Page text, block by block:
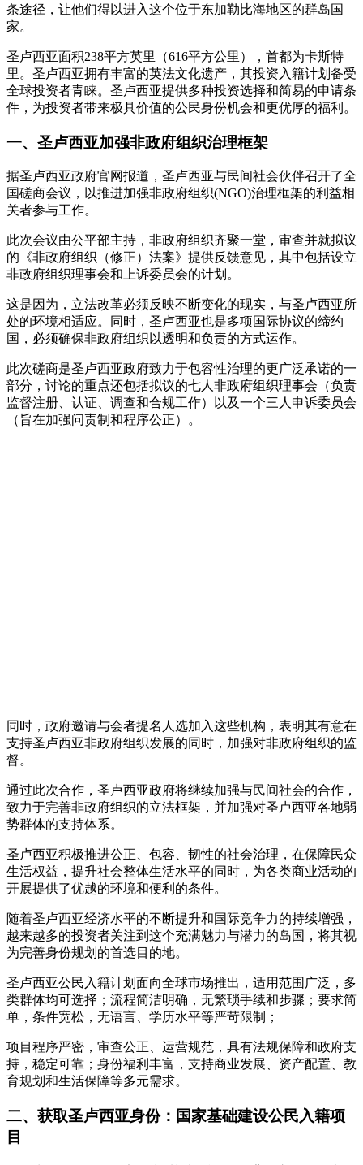
条途径，让他们得以进入这个位于东加勒比海地区的群岛国
家。
圣卢西亚面积238平方英里（616平方公里），首都为卡斯特
里。圣卢西亚拥有丰富的英法文化遗产，其投资入籍计划备受
全球投资者青睐。圣卢西亚提供多种投资选择和简易的申请条
件，为投资者带来极具价值的公民身份机会和更优厚的福利。
一、圣卢西亚加强非政府组织治理框架
据圣卢西亚政府官网报道，圣卢西亚与民间社会伙伴召开了全
国磋商会议，以推进加强非政府组织(NGO)治理框架的利益相
关者参与工作。
此次会议由公平部主持，非政府组织齐聚一堂，审查并就拟议
的《非政府组织（修正）法案》提供反馈意见，其中包括设立
非政府组织理事会和上诉委员会的计划。
这是因为，立法改革必须反映不断变化的现实，与圣卢西亚所
处的环境相适应。同时，圣卢西亚也是多项国际协议的缔约
国，必须确保非政府组织以透明和负责的方式运作。
此次磋商是圣卢西亚政府致力于包容性治理的更广泛承诺的一
部分，讨论的重点还包括拟议的七人非政府组织理事会（负责
监督注册、认证、调查和合规工作）以及一个三人申诉委员会
（旨在加强问责制和程序公正）。
同时，政府邀请与会者提名人选加入这些机构，表明其有意在
支持圣卢西亚非政府组织发展的同时，加强对非政府组织的监
督。
通过此次合作，圣卢西亚政府将继续加强与民间社会的合作，
致力于完善非政府组织的立法框架，并加强对圣卢西亚各地弱
势群体的支持体系。
圣卢西亚积极推进公正、包容、韧性的社会治理，在保障民众
生活权益，提升社会整体生活水平的同时，为各类商业活动的
开展提供了优越的环境和便利的条件。
随着圣卢西亚经济水平的不断提升和国际竞争力的持续增强，
越来越多的投资者关注到这个充满魅力与潜力的岛国，将其视
为完善身份规划的首选目的地。
圣卢西亚公民入籍计划面向全球市场推出，适用范围广泛，多
类群体均可选择；流程简洁明确，无繁琐手续和步骤；要求简
单，条件宽松，无语言、学历水平等严苛限制；
项目程序严密，审查公正、运营规范，具有法规保障和政府支
持，稳定可靠；身份福利丰富，支持商业发展、资产配置、教
育规划和生活保障等多元需求。
二、获取圣卢西亚身份：国家基础建设公民入籍项
目